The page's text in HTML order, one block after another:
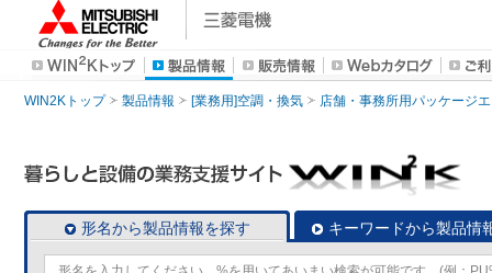
WIN2Kトップ 製品情報 [業務用]空調・換気 店舗・事務所用パッケージ
形名から製品情報を探す キーワードから製品情